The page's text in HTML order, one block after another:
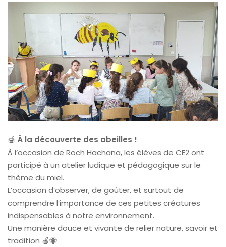
🍯 À la découverte des abeilles !
À l’occasion de Roch Hachana, les élèves de CE2 ont
participé à un atelier ludique et pédagogique sur le
thème du miel.
L’occasion d’observer, de goûter, et surtout de
comprendre l’importance de ces petites créatures
indispensables à notre environnement.
Une manière douce et vivante de relier nature, savoir et
tradition 🍎🐝